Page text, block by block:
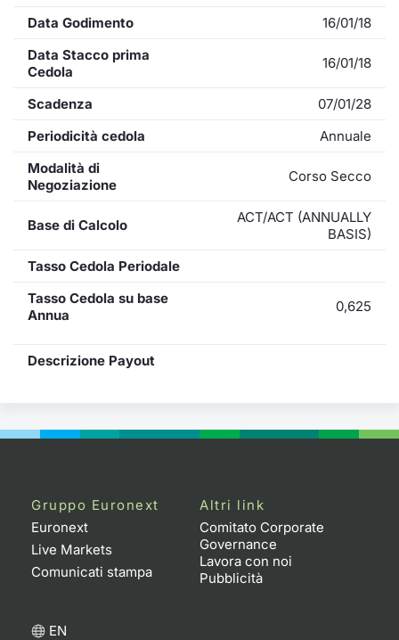
Data Godimento
16/01/18
Data Stacco prima
Cedola
16/01/18
Scadenza
07/01/28
Periodicità cedola
Annuale
Modalità di
Negoziazione
Corso Secco
Base di Calcolo
ACT/ACT (ANNUALLY
BASIS)
Tasso Cedola Periodale
Tasso Cedola su base
Annua
0,625
Descrizione Payout
Gruppo Euronext
Euronext
Live Markets
Comunicati stampa
Altri link
Comitato Corporate
Governance
Lavora con noi
Pubblicità
EN